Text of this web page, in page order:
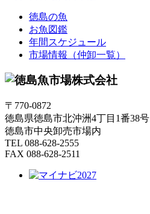
徳島の魚
お魚図鑑
年間スケジュール
市場情報（仲卸一覧）
〒770-0872
徳島県徳島市北沖洲4丁目1番38号
徳島市中央卸売市場内
TEL 088-628-2555
FAX 088-628-2511